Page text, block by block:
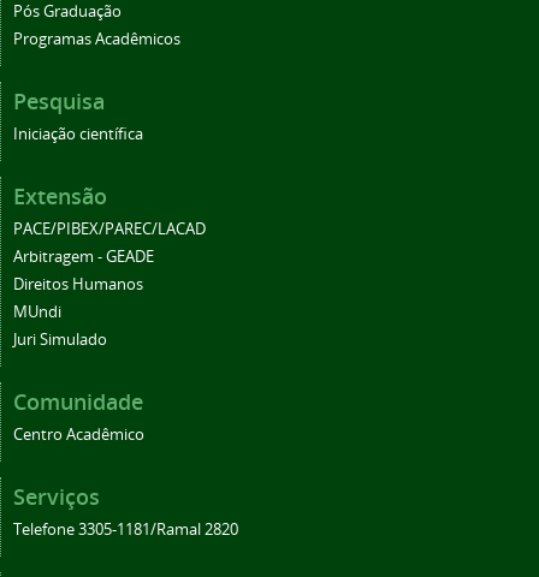
Pós Graduação
Programas Acadêmicos
Pesquisa
Iniciação científica
Extensão
PACE/PIBEX/PAREC/LACAD
Arbitragem - GEADE
Direitos Humanos
MUndi
Juri Simulado
Comunidade
Centro Acadêmico
Serviços
Telefone 3305-1181/Ramal 2820